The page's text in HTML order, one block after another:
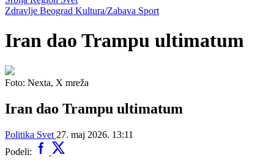
Zdravlje Beograd Kultura/Zabava Sport
Iran dao Trampu ultimatum
Foto: Nexta, X mreža
Iran dao Trampu ultimatum
Politika Svet 27. maj 2026. 13:11
Podeli: